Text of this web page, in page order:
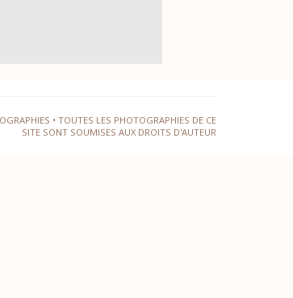
• TOUTES LES PHOTOGRAPHIES DE CE
SITE SONT SOUMISES AUX DROITS D'AUTEUR